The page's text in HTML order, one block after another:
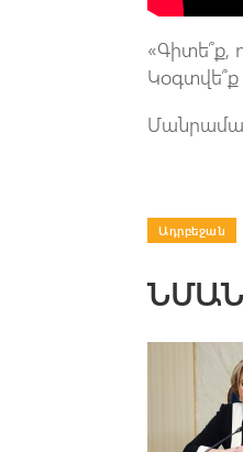
«Գիտե՞ք,
Կօգտվե՞ք
Ադրբեջան